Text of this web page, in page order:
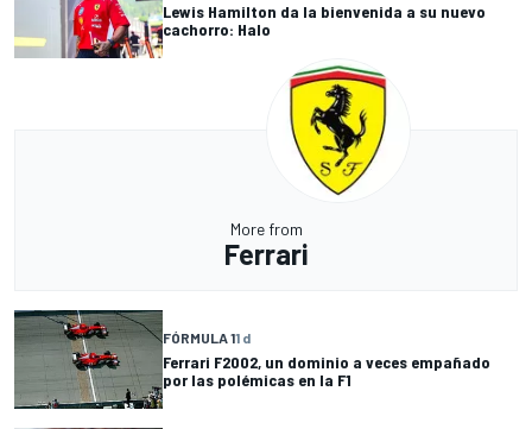
Lewis Hamilton da la bienvenida a su nuevo
cachorro: Halo
More from
Ferrari
FÓRMULA 11 d
Ferrari F2002, un dominio a veces empañado
por las polémicas en la F1